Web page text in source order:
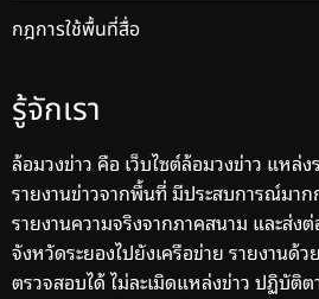
กฎการใช้พื้นที่สื่อ
รู้จักเรา
ล้อมวงข่าว คือ เว็บไซต์ล้อมวงข่าว แหล่
รายงานข่าวจากพื้นที่ มีประสบการณ์มา
รายงานความจริงจากภาคสนาม และส่ง
จังหวัดระยองไปยังเครือข่าย รายงานด้
ตรวจสอบได้ ไม่ละเมิดแหล่งข่าว ปฏิบัติ